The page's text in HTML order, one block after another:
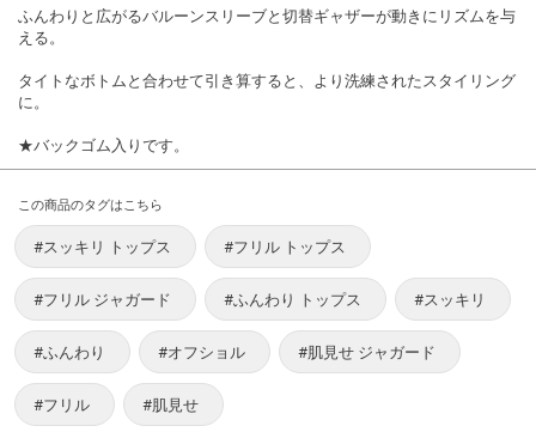
ふんわりと広がるバルーンスリーブと切替ギャザーが動きにリズムを与
える。
タイトなボトムと合わせて引き算すると、より洗練されたスタイリング
に。
★バックゴム入りです。
この商品のタグはこちら
#スッキリ トップス #フリル トップス
#フリル ジャガード #ふんわり トップス #スッキリ
#ふんわり #オフショル #肌見せ ジャガード
#フリル #肌見せ